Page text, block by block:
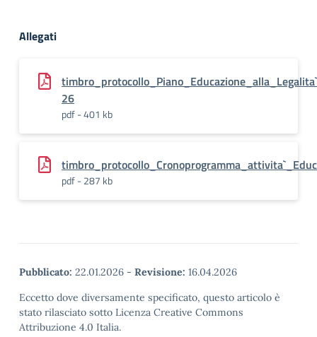
Allegati
26
pdf - 401 kb
pdf - 287 kb
Pubblicato: 22.01.2026 - Revisione: 16.04.2026
Eccetto dove diversamente specificato, questo articolo è
stato rilasciato sotto Licenza Creative Commons
Attribuzione 4.0 Italia.